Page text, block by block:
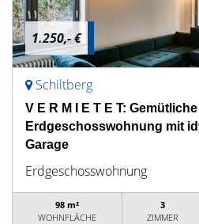
1.250,- €
Schiltberg
V E R M I E T E T: Gemütliche
Erdgeschosswohnung mit
Garage
Erdgeschosswohnung
98 m²
WOHNFLÄCHE
3
ZIMMER